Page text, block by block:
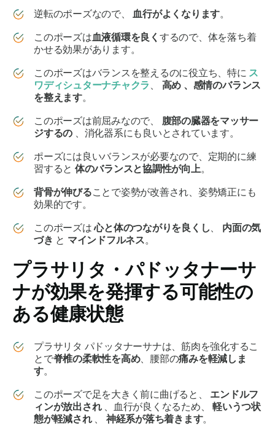
逆転のポーズなので、血行がよくなります。
このポーズは血液循環を良く するので、体を落ち着
かせる効果があります。
このポーズはバランスを整えるのに役立ち、特に ス
ワディシュターナチャクラ 、 高め 、感情のバランス
を整えます。
このポーズは前屈みなので、 腹部の臓器をマッサー
ジするの 、消化器系にも良いとされています。
ポーズには良いバランスが必要なので、定期的に練
習すると 体のバランスと協調性が向上。
背骨が伸びることで姿勢が改善され、姿勢矯正にも
効果的です。
このポーズは心と体のつながりを良くし、 内面の気
づき と マインドフルネス。
プラサリタ・パドッタナーサ
ナが効果を発揮する可能性の
ある健康状態
プラサリタ パドッタナーサナは、筋肉を強化するこ
とで脊椎の柔軟性を高め、腰部の痛みを軽減しま
す。
このポーズで足を大きく前に曲げると、 エンドルフ
ィンが放出され、血行が良くなるため、軽いうつ状
態が軽減され、 神経系が落ち着きます。